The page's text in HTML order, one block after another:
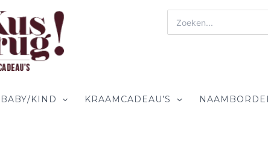
naar:
BABY/KIND KRAAMCADEAU’S